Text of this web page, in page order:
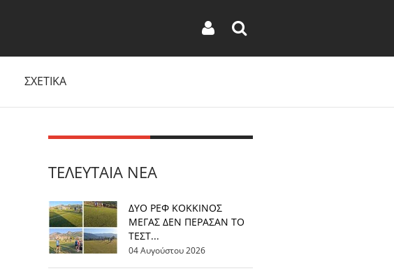
ΣΧΕΤΙΚΑ
ΤΕΛΕΥΤΑΊΑ ΝΈΑ
ΔΥΟ ΡΕΦ ΚΟΚΚΙΝΟΣ
ΜΕΓΑΣ ΔΕΝ ΠΕΡΑΣΑΝ ΤΟ
ΤΕΣΤ...
04 Αυγούστου 2026